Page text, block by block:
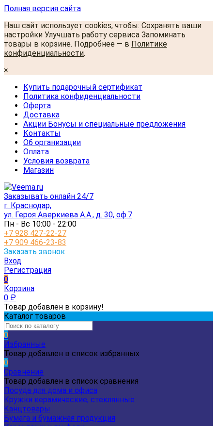
Полная версия сайта
Наш сайт использует cookies, чтобы: Сохранять ваши
настройки Улучшать работу сервиса Запоминать
товары в корзине. Подробнее — в Политике
конфиденциальности.
×
Купить подарочный сертификат
Политика конфиденциальности
Оферта
Доставка
Акции Бонусы и специальные предложения
Контакты
Об организации
Оплата
Условия возврата
Магазин
Заказывать онлайн 24/7
г. Краснодар,
ул. Героя Аверкиева А.А., д. 30, оф.7
Пн - Вс 10:00 - 22:00
+7 928 427-22-27
+7 909 466-23-83
Заказать звонок
Вход
Регистрация
0
Корзина
0 ₽
Товар добавлен в корзину!
Каталог товаров
0
Избранные
Товар добавлен в список избранных
0
Сравнение
Товар добавлен в список сравнения
Посуда для дома и офиса
Кружки керамические, стеклянные
Канцтовары
Бумага и бумажная продукция